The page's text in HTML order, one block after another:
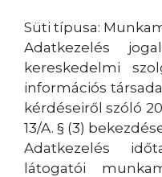
Süti típusa:
Adatkezelés
kereskedelmi
információs
kérdéseiről szóló
13/A. § (3)
Adatkezelés
látogatói